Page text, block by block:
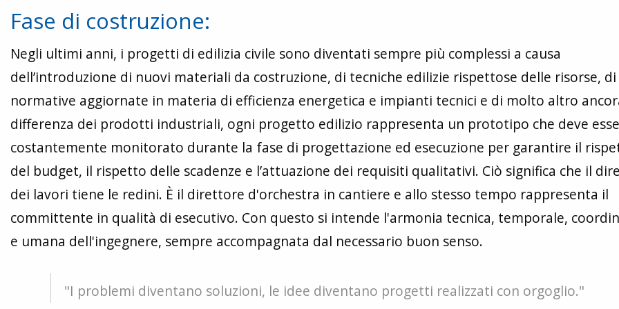
Fase di costruzione:
Negli ultimi anni, i progetti di edilizia civile sono diventati sempre più complessi a causa
dell’introduzione di nuovi materiali da costruzione, di tecniche edilizie rispettose delle risorse, di
normative aggiornate in materia di efficienza energetica e impianti tecnici e di molto altro
differenza dei prodotti industriali, ogni progetto edilizio rappresenta un prototipo che deve
costantemente monitorato durante la fase di progettazione ed esecuzione per garantire il
del budget, il rispetto delle scadenze e l’attuazione dei requisiti qualitativi. Ciò significa che il
dei lavori tiene le redini. È il direttore d'orchestra in cantiere e allo stesso tempo rappresenta il
committente in qualità di esecutivo. Con questo si intende l'armonia tecnica, temporale,
e umana dell'ingegnere, sempre accompagnata dal necessario buon senso.
"I problemi diventano soluzioni, le idee diventano progetti realizzati con orgoglio."